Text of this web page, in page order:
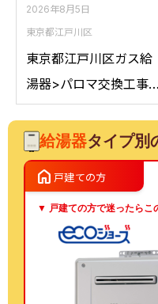
2026年8月5日
東京都江戸川区
東京都江戸川区ガス給
湯器>パロマ交換工事施
工事例：ノーリツGT-
2050AWXからパロマ
FH-E2022SAWLへの
換
給湯器タイプ別
home 戸建ての方
▼ 戸建ての方で迷ったらこ